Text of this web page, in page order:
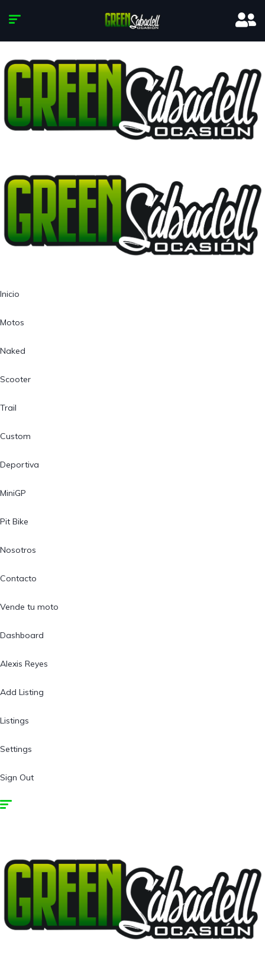
Inicio
Motos
Naked
Scooter
Trail
Custom
Deportiva
MiniGP
Pit Bike
Nosotros
Contacto
Vende tu moto
Dashboard
Alexis Reyes
Add Listing
Listings
Settings
Sign Out